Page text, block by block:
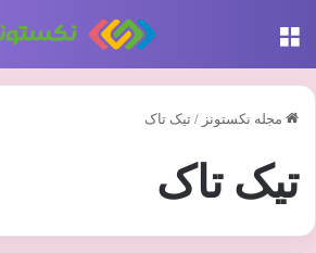
مجله نکستونز / تیک تاک
تیک تاک